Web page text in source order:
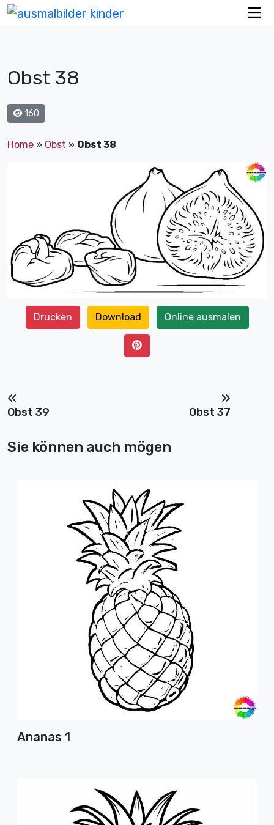
Obst 38
160
Home » Obst » Obst 38
Drucken Download Online ausmalen
Obst 39 Obst 37
Sie können auch mögen
Ananas 1